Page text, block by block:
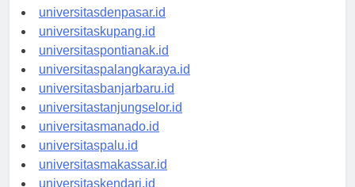
universitasbali.id
universitasdenpasar.id
universitaskupang.id
universitaspontianak.id
universitaspalangkaraya.id
universitasbanjarbaru.id
universitastanjungselor.id
universitasmanado.id
universitaspalu.id
universitasmakassar.id